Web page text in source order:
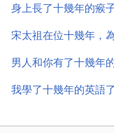
身上長了十幾年的瘊
宋太祖在位十幾年，
男人和你有了十幾年